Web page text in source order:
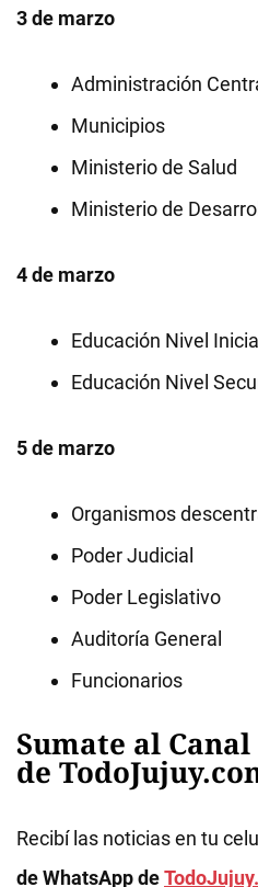
3 de marzo
Administración
Municipios
Ministerio de Salud
Ministerio de
4 de marzo
Educación Nivel
Educación Nivel
5 de marzo
Organismos
Poder Judicial
Poder Legislativo
Auditoría General
Funcionarios
Sumate al
de
Recibí las noticias en tu
de WhatsApp de